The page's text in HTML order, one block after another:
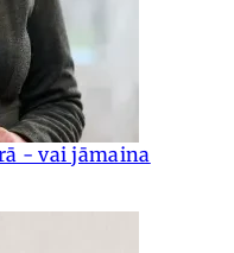
- vai jāmaina